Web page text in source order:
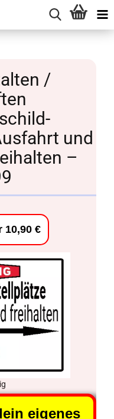
/
und
–
10,90 €
eigenes